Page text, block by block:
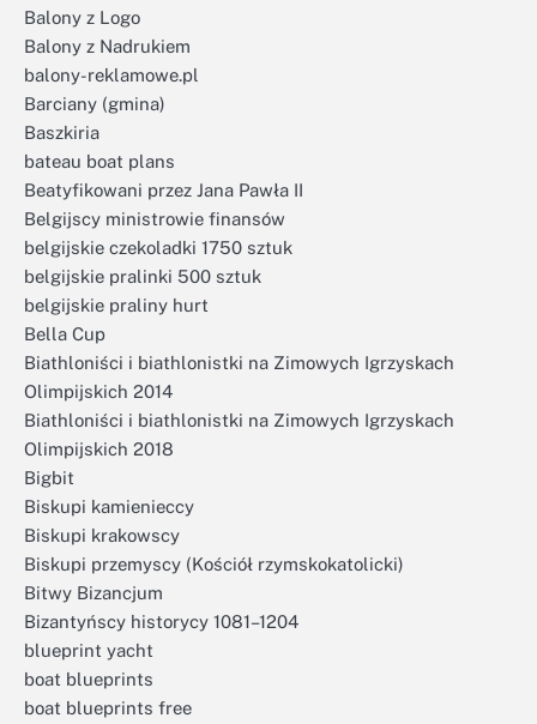
Balony z Logo
Balony z Nadrukiem
balony-reklamowe.pl
Barciany (gmina)
Baszkiria
bateau boat plans
Beatyfikowani przez Jana Pawła II
Belgijscy ministrowie finansów
belgijskie czekoladki 1750 sztuk
belgijskie pralinki 500 sztuk
belgijskie praliny hurt
Bella Cup
Biathloniści i biathlonistki na Zimowych Igrzyskach
Olimpijskich 2014
Biathloniści i biathlonistki na Zimowych Igrzyskach
Olimpijskich 2018
Bigbit
Biskupi kamienieccy
Biskupi krakowscy
Biskupi przemyscy (Kościół rzymskokatolicki)
Bitwy Bizancjum
Bizantyńscy historycy 1081–1204
blueprint yacht
boat blueprints
boat blueprints free